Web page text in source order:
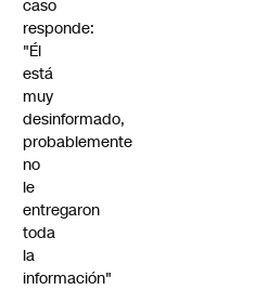
caso
responde:
"Él
está
muy
desinformado,
probablemente
no
le
entregaron
toda
la
información"